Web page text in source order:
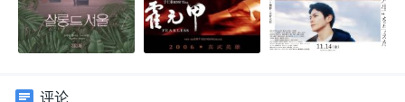
评论